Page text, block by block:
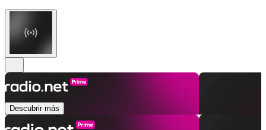
Descubrir más